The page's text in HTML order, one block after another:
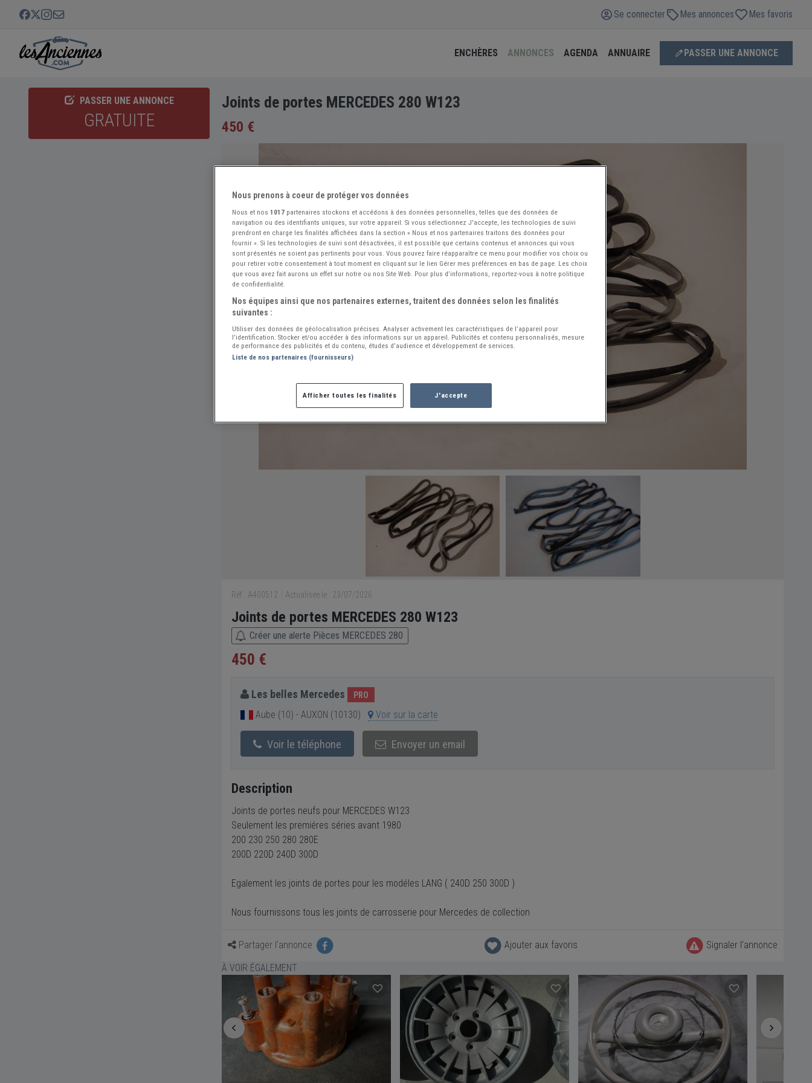
Se connecter Mes annonces Mes favoris
ENCHÈRES ANNONCES AGENDA ANNUAIRE PASSER UNE ANNONCE
PASSER UNE ANNONCE
GRATUITE
Joints de portes MERCEDES 280 W123
450 €
Réf : A400512 Actualisée le : 23/07/2026
Joints de portes MERCEDES 280 W123
Créer une alerte Pièces MERCEDES 280
450 €
Les belles Mercedes PRO
Aube (10) - AUXON (10130) Voir sur la carte
Voir le téléphone Envoyer un email
Description
Joints de portes neufs pour MERCEDES W123
Seulement les premiéres séries avant 1980
200 230 250 280 280E
200D 220D 240D 300D
Egalement les joints de portes pour les modéles LANG ( 240D 250 300D )
Nous fournissons tous les joints de carrosserie pour Mercedes de collection
Partager l'annonce Ajouter aux favoris
Signaler l'annonce
À VOIR ÉGALEMENT
Nous prenons à coeur de protéger vos données
Nous et nos 1017 partenaires stockons et accédons à des données personnelles, telles que des données de
navigation ou des identifiants uniques, sur votre appareil. Si vous sélectionnez J'accepte, les technologies de suivi
prendront en charge les finalités affichées dans la section « Nous et nos partenaires traitons des données pour
fournir ». Si les technologies de suivi sont désactivées, il est possible que certains contenus et annonces qui vous
sont présentés ne soient pas pertinents pour vous. Vous pouvez faire réapparaître ce menu pour modifier vos choix ou
pour retirer votre consentement à tout moment en cliquant sur le lien Gérer mes préférences en bas de page. Les choix
que vous avez fait aurons un effet sur notre ou nos Site Web. Pour plus d’informations, reportez-vous à notre politique
de confidentialité.
Nos équipes ainsi que nos partenaires externes, traitent des données selon les finalités
suivantes :
Utiliser des données de géolocalisation précises. Analyser activement les caractéristiques de l’appareil pour
l’identification. Stocker et/ou accéder à des informations sur un appareil. Publicités et contenu personnalisés, mesure
de performance des publicités et du contenu, études d’audience et développement de services.
Liste de nos partenaires (fournisseurs)
Afficher toutes les finalités J'accepte